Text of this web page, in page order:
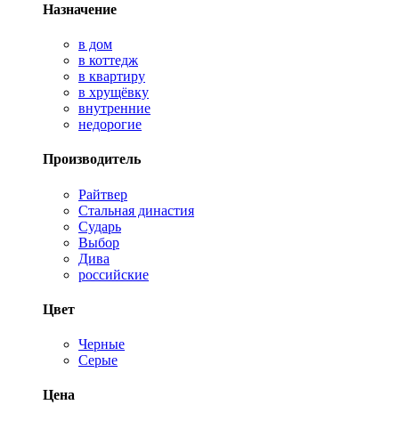
Назначение
в дом
в коттедж
в квартиру
в хрущёвку
внутренние
недорогие
Производитель
Райтвер
Стальная династия
Сударь
Выбор
Дива
российские
Цвет
Черные
Серые
Цена